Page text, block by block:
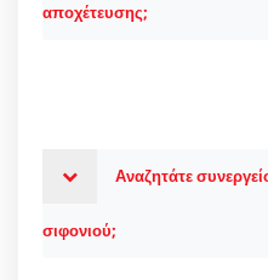
αποχέτευσης;
Αναζητάτε
σιφονιού;